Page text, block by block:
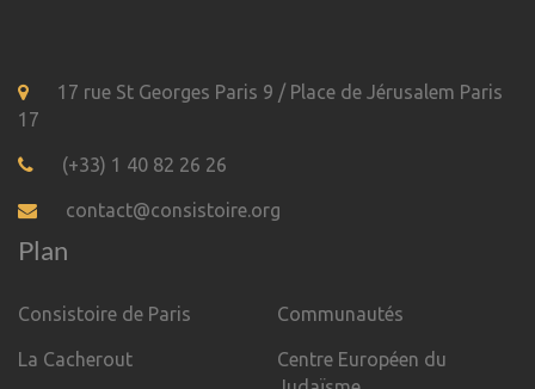
17 rue St Georges Paris 9 / Place de Jérusalem Paris
17
(+33) 1 40 82 26 26
contact@consistoire.org
Plan
Consistoire de Paris
La Cacherout
Communautés
Centre Européen du